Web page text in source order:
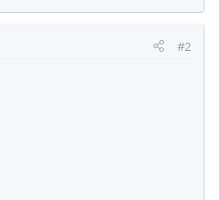
#2